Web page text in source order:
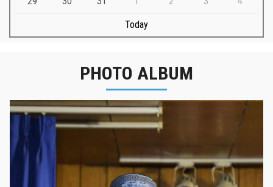
Today
PHOTO ALBUM